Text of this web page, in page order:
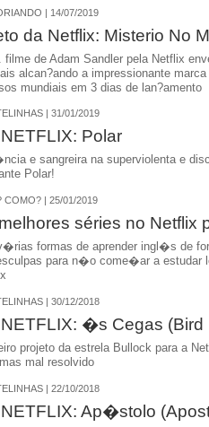
| 14/07/2019
da Netflix: Misterio No
filme de Adam Sandler pela Netflix
alcan?ando a impressionante
mundiais em 3 dias de lan?amento
| 31/01/2019
Polar
e sangreira na superviolenta e
Polar!
COMO? | 25/01/2019
séries no Netflix
formas de aprender ingl�s de
para n�o come�ar a
| 30/12/2018
�s Cegas (Bird
projeto da estrela Bullock para a
mal resolvido
| 22/10/2018
Ap�stolo